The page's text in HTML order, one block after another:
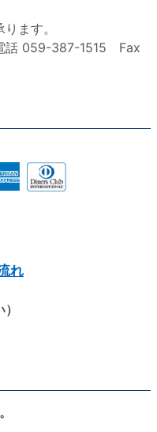
ます。
059-387-1515 Fax
れ